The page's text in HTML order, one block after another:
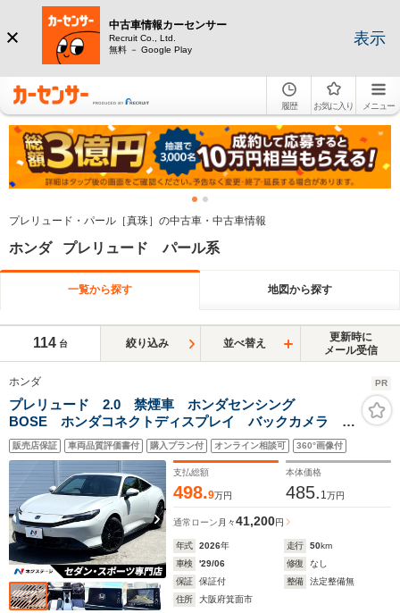
中古車情報カーセンサー
Recruit Co., Ltd.
無料 － Google Play
表示
履歴 お気に入り メニュー
プレリュード・パール［真珠］の中古車・中古車情報
ホンダ プレリュード パール系
一覧から探す 地図から探す
114 台 絞り込み 並べ替え
更新時に
メール受信
ホンダ PR
プレリュード 2.0 禁煙車 ホンダセンシング
BOSE ホンダコネクトディスプレイ バックカメラ ブ
ルー/ホワイトツートンシート シートヒーター LEDヘ
ッド brembo製ブルーキャリパー 純正19インチAW
ETC
販売店保証 車両品質評価書付 購入プラン付 オンライン相談可 360°画像付
支払総額
498.9万円
本体価格
485. 1万円
通常ローン 月々41,200円
年式 2026年 走行 50km
車検
'29/06 修復
なし
保証
保証付 整備
法定整備無
住所
大阪府箕面市